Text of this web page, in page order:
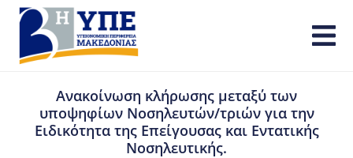
Ανακοίνωση κλήρωσης μεταξύ των
υποψηφίων Νοσηλευτών/τριών για την
Ειδικότητα της Επείγουσας και Εντατικής
Νοσηλευτικής.